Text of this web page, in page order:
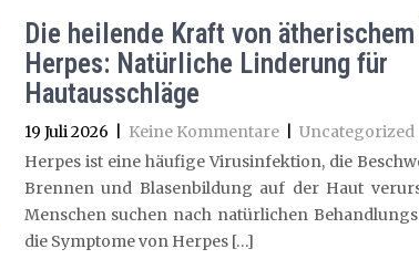
Die heilende Kraft von
Herpes: Natürliche Linderung für
Hautausschläge
19 Juli 2026 Keine Kommentare
Uncategorized
Herpes ist eine häufige Virusinfektion, die
Brennen und Blasenbildung auf der Haut
Menschen suchen nach natürlichen
die Symptome von Herpes […]